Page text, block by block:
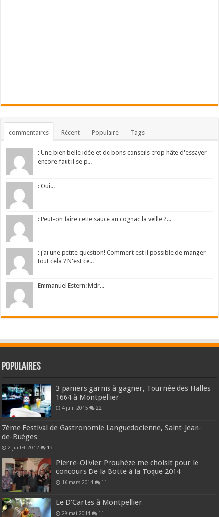
commentaires Récent Populaire Tags
: Une bien belle idée et de bons conseils :trop hâte d'essayer
encore faut il se p...
: Oui...
: Peut-on faire cette sauce au cognac la veille ?...
: j'ai une petite question! Comment est il possible de manger
tout cela ? N'est ce...
Emmanuel Estern: Mdr...
Populaires
3 paniers garnis à gagner, Tournée des Halles
1664 à Montpellier
4 juin 2015 22
7ème Festival de Gastronomie Languedocienne, Saint-Jean-
de-Buèges
2 juillet 2012 13
Pierre-Olivier Prouhèze me choisit pour le
concours De la Botte à la Toque 2014
16 mars 2014 11
Le D’Cartes à Montpellier
29 mai 2014 11